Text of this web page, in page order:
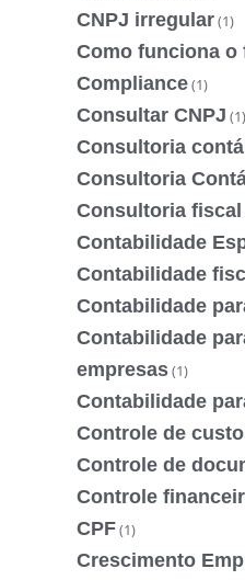
CNPJ irregular(1)
Como funciona o
Compliance(1)
Consultar CNPJ (1)
Consultoria
Consultoria
Consultoria
Contabilidade
Contabilidade
Contabilidade
Contabilidade
empresas(1)
Contabilidade
Controle de
Controle de
Controle
CPF(1)
Crescimento